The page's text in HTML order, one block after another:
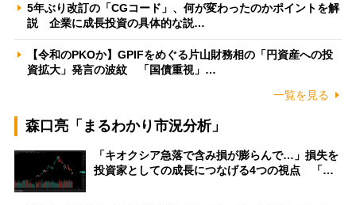
5年ぶり改訂の「CGコード」、何が変わったのかポイントを解
説 企業に成長投資の具体的な説…
【令和のPKOか】GPIFをめぐる片山財務相の「円資産への投
資拡大」発言の波紋 「国債重視」…
一覧を見る
森口亮「まるわかり市況分析」
「キオクシア急落で含み損が膨らんで…」損失を
投資家としての成長につなげる4つの視点 「…